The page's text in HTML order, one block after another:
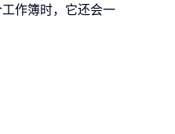
作簿时，它还会一